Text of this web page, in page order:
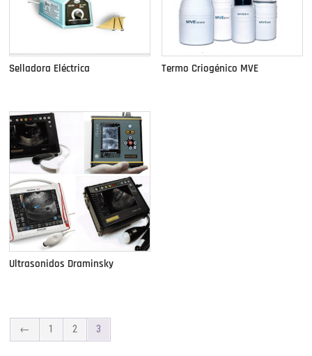
Selladora Eléctrica Termo Criogénico MVE
Ultrasonidos Draminsky
← 1 2 3